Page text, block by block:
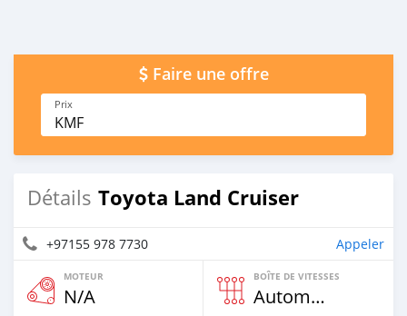
Faire une offre
Prix
KMF
Détails Toyota Land Cruiser
+97155 978 7730 Appeler
MOTEUR
N/A
BOÎTE DE VITESSES
Automatique